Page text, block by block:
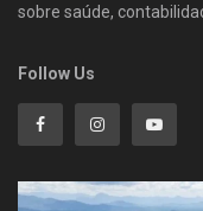
sobre saúde,
Follow Us